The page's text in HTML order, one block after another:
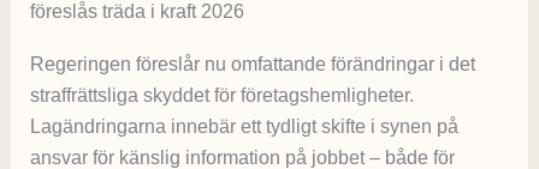
föreslås träda i kraft 2026
Regeringen föreslår nu omfattande förändringar i det
straffrättsliga skyddet för företagshemligheter.
Lagändringarna innebär ett tydligt skifte i synen på
ansvar för känslig information på jobbet – både för